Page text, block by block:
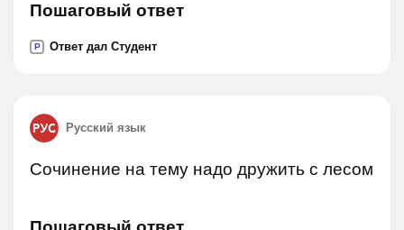
Пошаговый ответ
P Ответ дал Студент
Русский язык
Сочинение на тему надо дружить с лесом